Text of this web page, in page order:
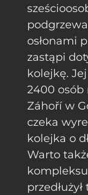
osłonami
zastąpi
kolejkę.
2400 osób
Záhoří w
czeka
kolejka o
Warto